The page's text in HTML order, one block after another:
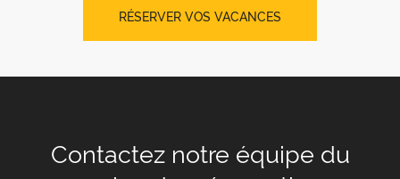
RÉSERVER VOS VACANCES
Contactez notre équipe du